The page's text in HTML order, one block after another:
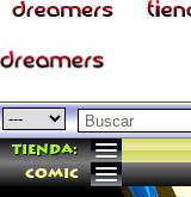
Tienda:
comic